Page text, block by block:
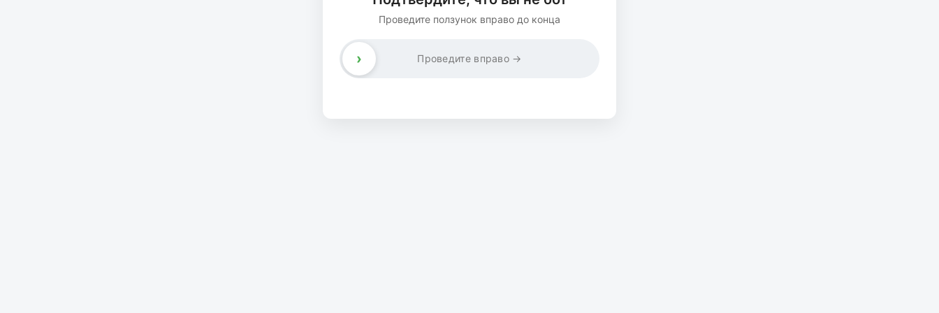
Проведите ползунок вправо до конца
Проведите вправо →
›